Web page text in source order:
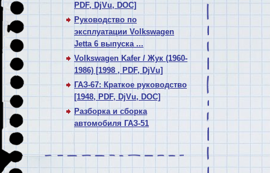
PDF, DjVu, DOC]
Руководство по
эксплуатации Volkswagen
Jetta 6 выпуска ...
Volkswagen Kafer / Жук (1960-
1986) [1998 , PDF, DjVu]
ГАЗ-67: Краткое руководство
[1948, PDF, DjVu, DOC]
Разборка и сборка
автомобиля ГАЗ-51